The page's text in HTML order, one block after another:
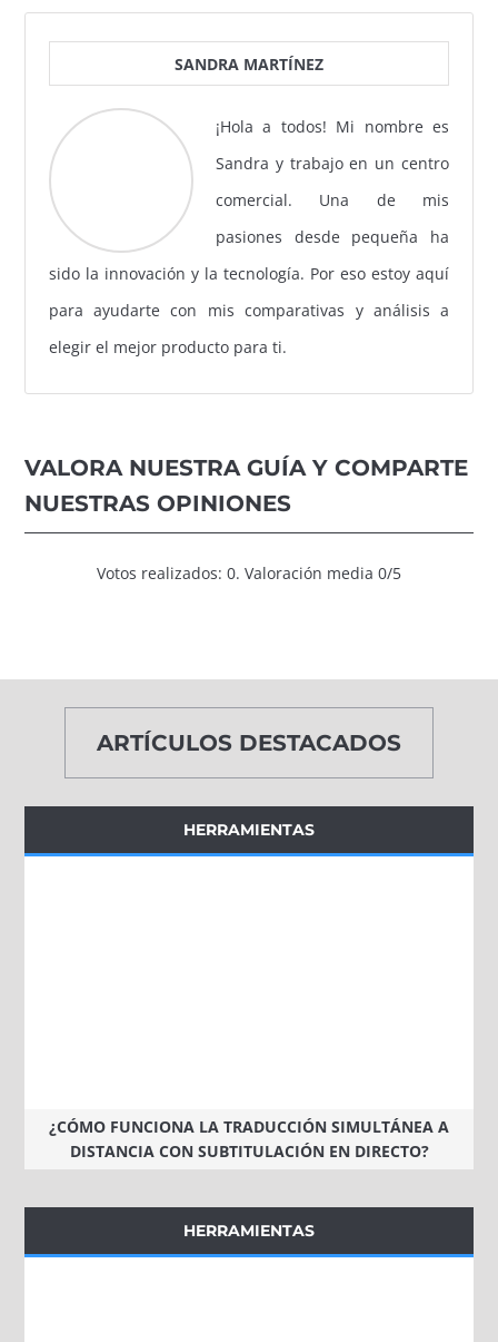
SANDRA MARTÍNEZ
¡Hola a todos! Mi nombre es
Sandra y trabajo en un centro
comercial. Una de mis
pasiones desde pequeña ha
sido la innovación y la tecnología. Por eso estoy aquí
para ayudarte con mis comparativas y análisis a
elegir el mejor producto para ti.
VALORA NUESTRA GUÍA Y COMPARTE
NUESTRAS OPINIONES
Votos realizados: 0. Valoración media 0/5
ARTÍCULOS DESTACADOS
HERRAMIENTAS
¿CÓMO FUNCIONA LA TRADUCCIÓN SIMULTÁNEA A
DISTANCIA CON SUBTITULACIÓN EN DIRECTO?
HERRAMIENTAS